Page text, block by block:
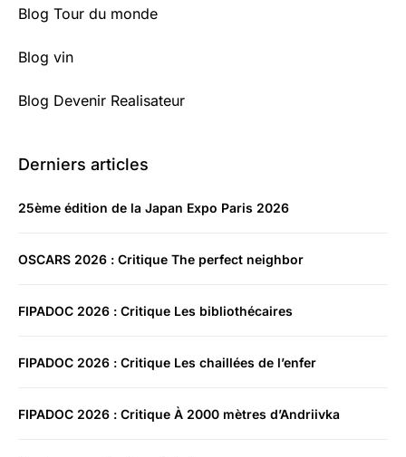
Blog Tour du monde
Blog vin
Blog Devenir Realisateur
Derniers articles
25ème édition de la Japan Expo Paris 2026
OSCARS 2026 : Critique The perfect neighbor
FIPADOC 2026 : Critique Les bibliothécaires
FIPADOC 2026 : Critique Les chaillées de l’enfer
FIPADOC 2026 : Critique À 2000 mètres d’Andriivka